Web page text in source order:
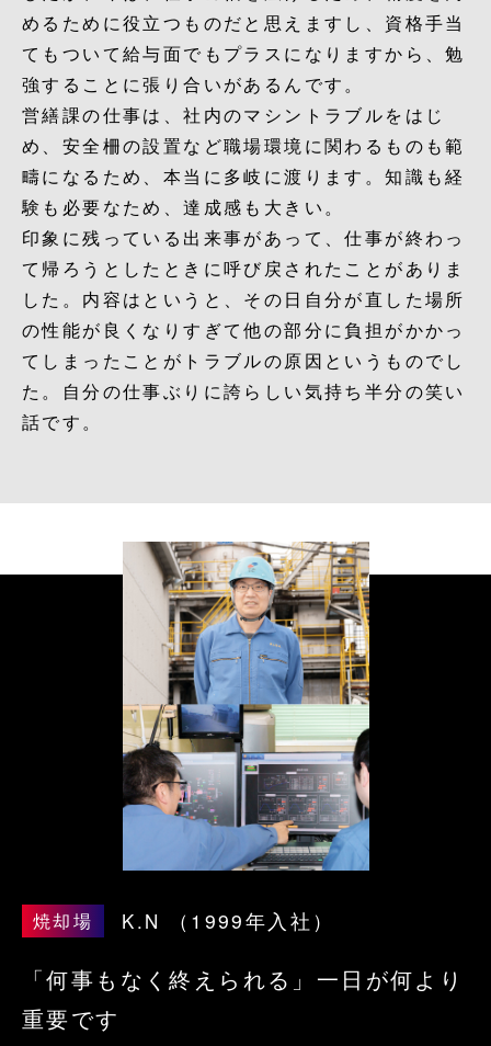
めるために役立つものだと思えますし、資格手当
てもついて給与面でもプラスになりますから、勉
強することに張り合いがあるんです。
営繕課の仕事は、社内のマシントラブルをはじ
め、安全柵の設置など職場環境に関わるものも範
疇になるため、本当に多岐に渡ります。知識も経
験も必要なため、達成感も大きい。
印象に残っている出来事があって、仕事が終わっ
て帰ろうとしたときに呼び戻されたことがありま
した。内容はというと、その日自分が直した場所
の性能が良くなりすぎて他の部分に負担がかかっ
てしまったことがトラブルの原因というものでし
た。自分の仕事ぶりに誇らしい気持ち半分の笑い
話です。
焼却場 K.N （1999年入社）
「何事もなく終えられる」一日が何より
重要です